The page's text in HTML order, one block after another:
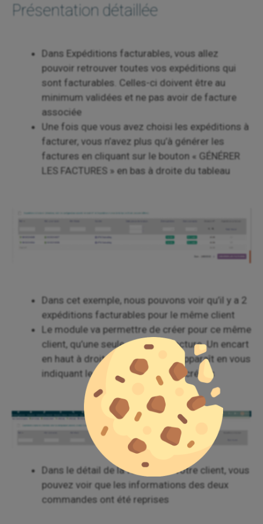
Présentation détaillée
Dans Expéditions facturables, vous allez
pouvoir retrouver toutes vos expéditions qui
sont facturables. Celles-ci doivent être au
minimum validées et ne pas avoir de facture
associée
Une fois que vous avez choisi les expéditions à
facturer, vous n’avez plus qu’à générer les
factures en cliquant sur le bouton « GÉNÉRER
LES FACTURES » en bas à droite du tableau
Dans cet exemple, nous pouvons voir qu’il y a 2
expéditions facturables pour le même client
Le module va permettre de créer pour ce même
client, qu’une seule et unique facture. Un encart
en haut à droite de votre écran apparaît en vous
indiquant le nombre de factures créées
Dans le détail de la facture de votre client, vous
pouvez voir que les informations des deux
commandes ont été reprises